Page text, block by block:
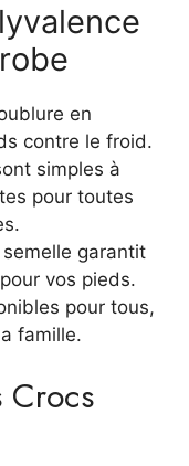
en
contre le froid.
simples à
pour toutes
semelle garantit
vos pieds.
pour tous,
famille.
Crocs